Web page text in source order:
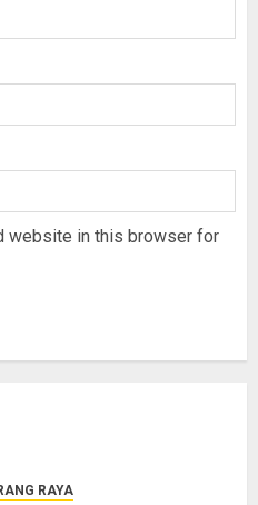
website in this browser for
RAYA